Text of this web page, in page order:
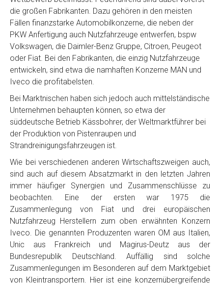
die großen Fabrikanten. Dazu gehören in den meisten
Fällen finanzstarke Automobilkonzerne, die neben der
PKW Anfertigung auch Nutzfahrzeuge entwerfen, bspw
Volkswagen, die Daimler-Benz Gruppe, Citroen, Peugeot
oder Fiat. Bei den Fabrikanten, die einzig Nutzfahrzeuge
entwickeln, sind etwa die namhaften Konzerne MAN und
Iveco die profitabelsten.
Bei Marktnischen haben sich jedoch auch mittelständische
Unternehmen behaupten können, so etwa der
süddeutsche Betrieb Kässbohrer, der Weltmarktführer bei
der Produktion von Pistenraupen und
Strandreinigungsfahrzeugen ist.
Wie bei verschiedenen anderen Wirtschaftszweigen auch,
sind auch auf diesem Absatzmarkt in den letzten Jahren
immer häufiger Synergien und Zusammenschlüsse zu
beobachten. Eine der ersten war 1975 die
Zusammenlegung von Fiat und drei europäischen
Nutzfahrzeug Herstellern zum oben erwähnten Konzern
Iveco. Die genannten Produzenten waren OM aus Italien,
Unic aus Frankreich und Magirus-Deutz aus der
Bundesrepublik Deutschland. Auffällig sind solche
Zusammenlegungen im Besonderen auf dem Marktgebiet
von Kleintransportern. Hier ist eine konzernübergreifende